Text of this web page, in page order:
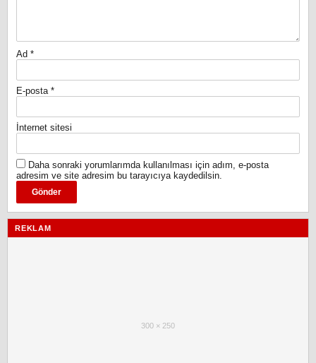
Ad *
E-posta *
İnternet sitesi
Daha sonraki yorumlarımda kullanılması için adım, e-posta
adresim ve site adresim bu tarayıcıya kaydedilsin.
REKLAM
300 × 250